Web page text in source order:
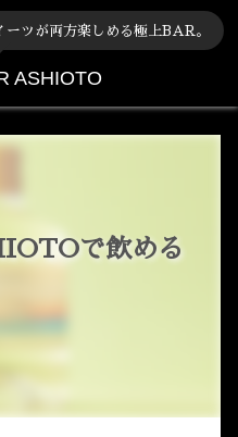
ツが両方楽しめる極上BAR。
ASHIOTO
で飲める